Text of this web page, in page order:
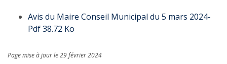
Avis du Maire Conseil Municipal du 5 mars 2024-
Pdf 38.72 Ko
Page mise à jour le 29 février 2024